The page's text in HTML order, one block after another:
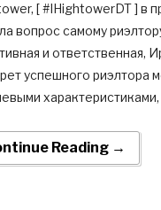
[ #IHightowerDT ] в
вопрос самому
и ответственная,
успешного риэлтора
Reading →